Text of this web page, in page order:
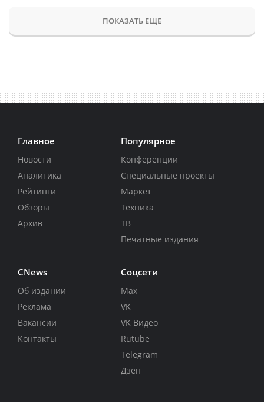
ПОКАЗАТЬ ЕЩЕ
Главное
Новости
Аналитика
Рейтинги
Обзоры
Архив
Популярное
Конференции
Специальные проекты
Маркет
Техника
ТВ
Печатные издания
CNews
Об издании
Реклама
Вакансии
Контакты
Соцсети
Max
VK
VK Видео
Rutube
Telegram
Дзен